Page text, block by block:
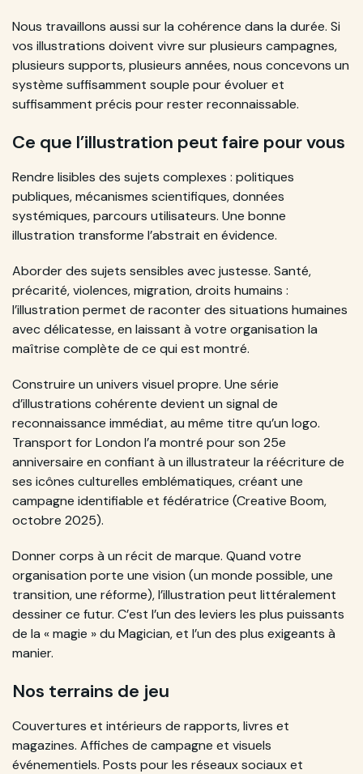
Nous travaillons aussi sur la cohérence dans la durée. Si
vos illustrations doivent vivre sur plusieurs campagnes,
plusieurs supports, plusieurs années, nous concevons un
système suffisamment souple pour évoluer et
suffisamment précis pour rester reconnaissable.
Ce que l’illustration peut faire pour vous
Rendre lisibles des sujets complexes : politiques
publiques, mécanismes scientifiques, données
systémiques, parcours utilisateurs. Une bonne
illustration transforme l’abstrait en évidence.
Aborder des sujets sensibles avec justesse. Santé,
précarité, violences, migration, droits humains :
l’illustration permet de raconter des situations humaines
avec délicatesse, en laissant à votre organisation la
maîtrise complète de ce qui est montré.
Construire un univers visuel propre. Une série
d’illustrations cohérente devient un signal de
reconnaissance immédiat, au même titre qu’un logo.
Transport for London l’a montré pour son 25e
anniversaire en confiant à un illustrateur la réécriture de
ses icônes culturelles emblématiques, créant une
campagne identifiable et fédératrice (Creative Boom,
octobre 2025).
Donner corps à un récit de marque. Quand votre
organisation porte une vision (un monde possible, une
transition, une réforme), l’illustration peut littéralement
dessiner ce futur. C’est l’un des leviers les plus puissants
de la « magie » du Magician, et l’un des plus exigeants à
manier.
Nos terrains de jeu
Couvertures et intérieurs de rapports, livres et
magazines. Affiches de campagne et visuels
événementiels. Posts pour les réseaux sociaux et